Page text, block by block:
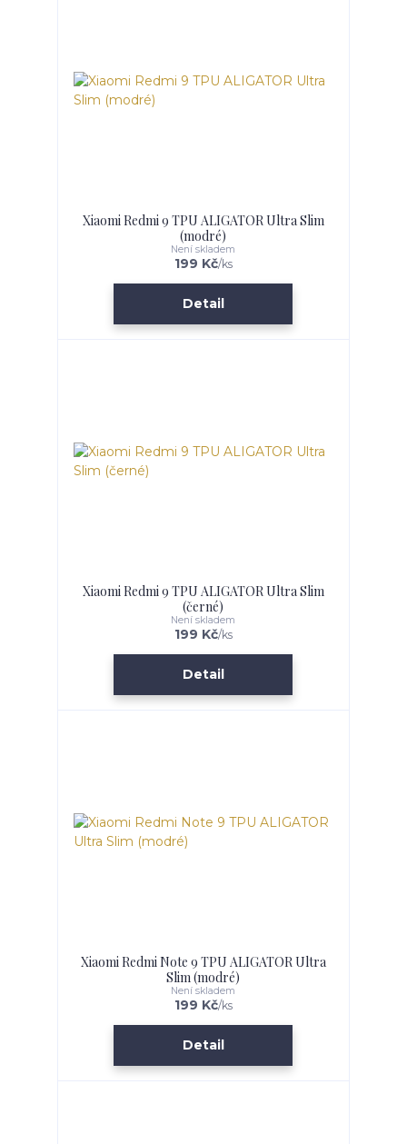
Xiaomi Redmi 9 TPU ALIGATOR Ultra Slim
(modré)
199 Kč/ks
Není skladem
Detail
Xiaomi Redmi 9 TPU ALIGATOR Ultra Slim
(černé)
199 Kč/ks
Není skladem
Detail
Xiaomi Redmi Note 9 TPU ALIGATOR Ultra
Slim (modré)
199 Kč/ks
Není skladem
Detail